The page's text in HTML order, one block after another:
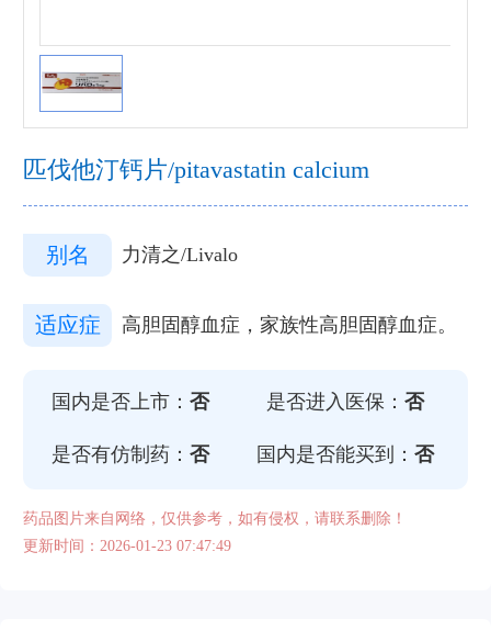
匹伐他汀钙片/pitavastatin calcium
别名 力清之/Livalo
适应症 高胆固醇血症，家族性高胆固醇血症。
国内是否上市： 否 是否进入医保： 否
是否有仿制药： 否 国内是否能买到： 否
药品图片来自网络，仅供参考，如有侵权，请联系删除！
更新时间：2026-01-23 07:47:49